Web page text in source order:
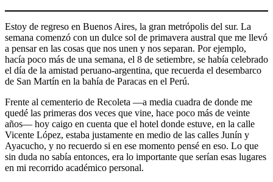
Estoy de regreso en Buenos Aires, la gran metrópolis del sur. La
semana comenzó con un dulce sol de primavera austral que me llevó
a pensar en las cosas que nos unen y nos separan. Por ejemplo,
hacía poco más de una semana, el 8 de setiembre, se había celebrado
el día de la amistad peruano-argentina, que recuerda el desembarco
de San Martín en la bahía de Paracas en el Perú.
Frente al cementerio de Recoleta —a media cuadra de donde me
quedé las primeras dos veces que vine, hace poco más de veinte
años— hoy caigo en cuenta que el hotel donde estuve, en la calle
Vicente López, estaba justamente en medio de las calles Junín y
Ayacucho, y no recuerdo si en ese momento pensé en eso. Lo que
sin duda no sabía entonces, era lo importante que serían esas lugares
en mi recorrido académico personal.